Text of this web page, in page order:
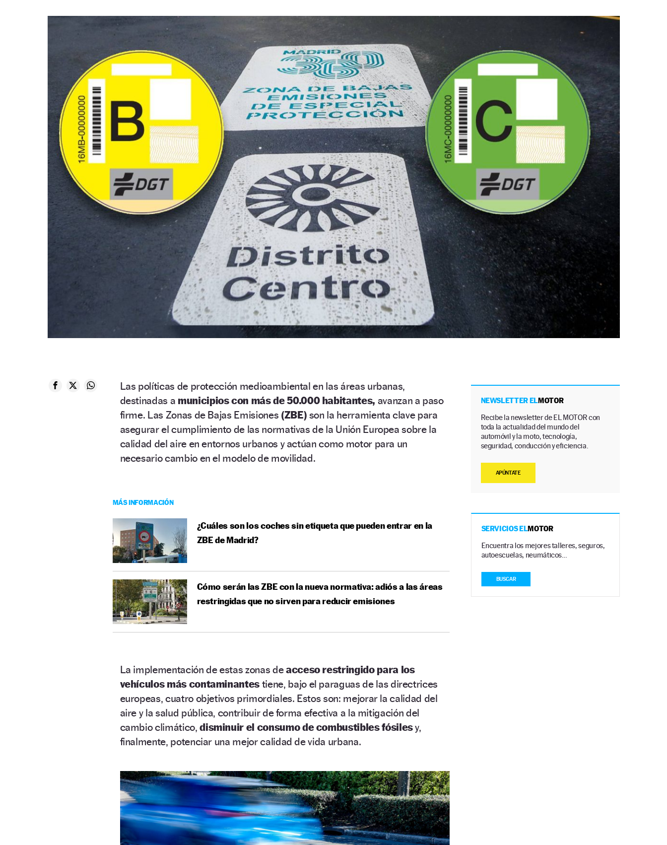
Las políticas de protección medioambiental en las áreas urbanas,
destinadas a municipios con más de 50.000 habitantes, avanzan a paso
firme. Las Zonas de Bajas Emisiones (ZBE) son la herramienta clave para
asegurar el cumplimiento de las normativas de la Unión Europea sobre la
calidad del aire en entornos urbanos y actúan como motor para un
necesario cambio en el modelo de movilidad.
MÁS INFORMACIÓN
¿Cuáles son los coches sin etiqueta que pueden entrar en la
ZBE de Madrid?
Cómo serán las ZBE con la nueva normativa: adiós a las áreas
restringidas que no sirven para reducir emisiones
La implementación de estas zonas deacceso restringido para los
vehículos más contaminantes tiene, bajo el paraguas de las directrices
europeas, cuatro objetivos primordiales. Estos son: mejorar la calidad del
aire y la salud pública, contribuir de forma efectiva a la mitigación del
cambio climático,disminuir el consumo de combustibles fósilesy,
finalmente, potenciar una mejor calidad de vida urbana.
NEWSLETTER ELMOTOR
Recibe la newsletter de EL MOTOR con
toda la actualidad del mundo del
automóvil y la moto, tecnología,
seguridad, conducción y eficiencia.
APÚNTATE
SERVICIOS ELMOTOR
Encuentra los mejores talleres, seguros,
autoescuelas, neumáticos…
BUSCAR